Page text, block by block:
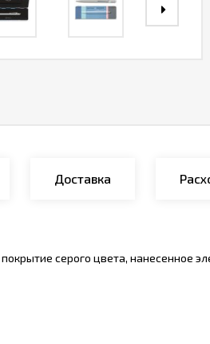
Доставка
серого цвета, нанесенное